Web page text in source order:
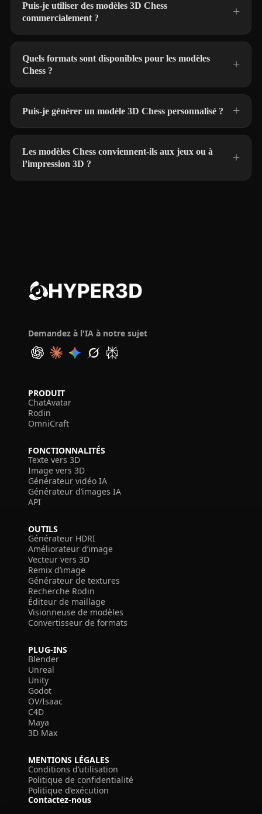
Puis-je utiliser des modèles 3D Chess
commercialement ?
Quels formats sont disponibles pour les modèles
Chess ?
Puis-je générer un modèle 3D Chess personnalisé ?
Les modèles Chess conviennent-ils aux jeux ou à
l’impression 3D ?
Demandez à l'IA à notre sujet
PRODUIT
ChatAvatar
Rodin
OmniCraft
FONCTIONNALITÉS
Texte vers 3D
Image vers 3D
Générateur vidéo IA
Générateur d’images IA
API
OUTILS
Générateur HDRI
Améliorateur d’image
Vecteur vers 3D
Remix d’image
Générateur de textures
Recherche Rodin
Éditeur de maillage
Visionneuse de modèles
Convertisseur de formats
PLUG-INS
Blender
Unreal
Unity
Godot
OV/Isaac
C4D
Maya
3D Max
MENTIONS LÉGALES
Conditions d’utilisation
Politique de confidentialité
Politique d’exécution
Contactez-nous